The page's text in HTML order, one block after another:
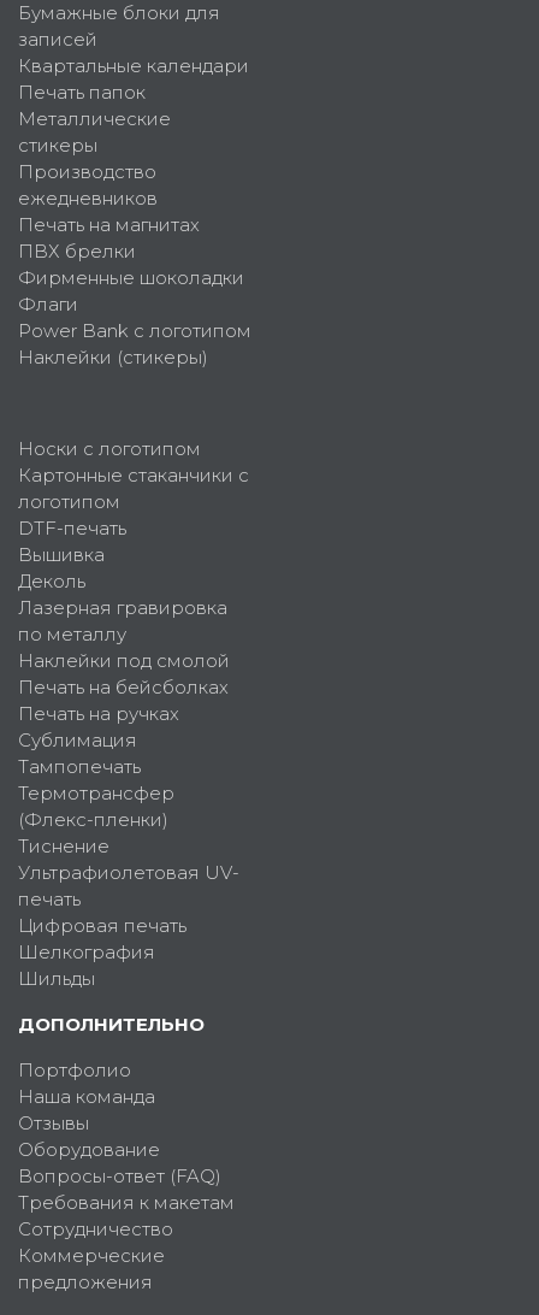
Бумажные блоки для
записей
Квартальные календари
Печать папок
Металлические
стикеры
Производство
ежедневников
Печать на магнитах
ПВХ брелки
Фирменные шоколадки
Флаги
Power Bank с логотипом
Наклейки (стикеры)
Носки с логотипом
Картонные стаканчики с
логотипом
DTF-печать
Вышивка
Деколь
Лазерная гравировка
по металлу
Наклейки под смолой
Печать на бейсболках
Печать на ручках
Сублимация
Тампопечать
Термотрансфер
(Флекс-пленки)
Тиснение
Ультрафиолетовая UV-
печать
Цифровая печать
Шелкография
Шильды
ДОПОЛНИТЕЛЬНО
Портфолио
Наша команда
Отзывы
Оборудование
Вопросы-ответ (FAQ)
Требования к макетам
Сотрудничество
Коммерческие
предложения